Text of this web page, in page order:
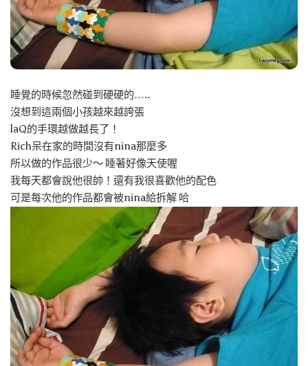
睡覺的時候忽然碰到硬硬的…..
沒想到這兩個小孩越來越誇張
laQ的手環越做越長了！
Rich呆在家的時間沒有nina那麼多
所以做的作品很少～ 睡著好像天使喔
我每天都會說他很帥！還有我很喜歡他的配色
可是每次他的作品都會被nina給拆解 哈